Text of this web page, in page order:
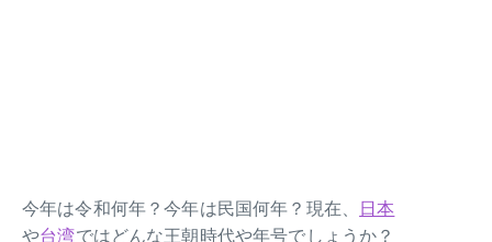
今年は令和何年？今年は民国何年？現在、
日本
や台湾ではどんな王朝時代や年号でしょうか？